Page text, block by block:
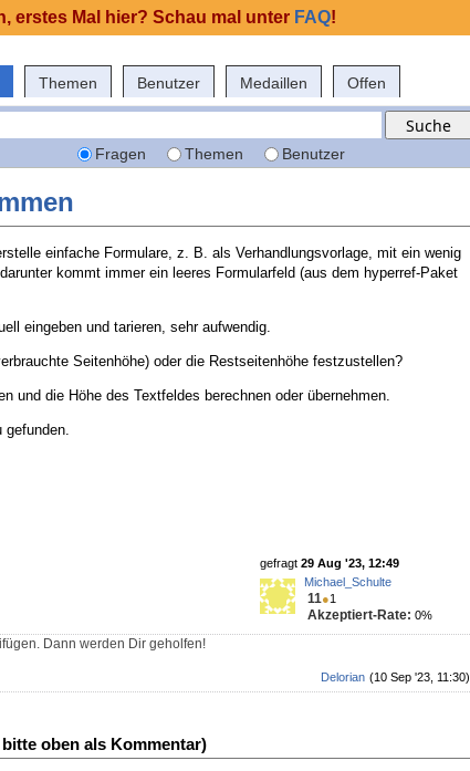
Themen Benutzer Medaillen Offen
Fragen Themen Benutzer
einfache Formulare, z. B. als Verhandlungsvorlage, mit ein wenig
kommt immer ein leeres Formularfeld (aus dem hyperref-Paket
eingeben und tarieren, sehr aufwendig.
Seitenhöhe) oder die Restseitenhöhe festzustellen?
und die Höhe des Textfeldes berechnen oder übernehmen.
gefunden.
gefragt 29 Aug '23, 12:49
Michael_Schulte
11●1
Akzeptiert-Rate: 0%
Dann werden Dir geholfen!
(10 Sep '23, 11:30)
Delorian
oben als Kommentar)
erstes Mal hier? Schau mal unter FAQ!